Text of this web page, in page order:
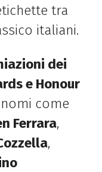
tra
italiani.
dei
e Honour
come
Ferrara,
,